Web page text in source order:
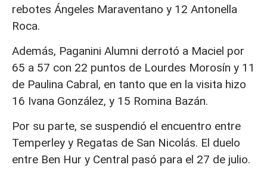
rebotes Ángeles Maraventano y 12 Antonella
Roca.
Además, Paganini Alumni derrotó a Maciel por
65 a 57 con 22 puntos de Lourdes Morosín y 11
de Paulina Cabral, en tanto que en la visita hizo
16 Ivana González, y 15 Romina Bazán.
Por su parte, se suspendió el encuentro entre
Temperley y Regatas de San Nicolás. El duelo
entre Ben Hur y Central pasó para el 27 de julio.